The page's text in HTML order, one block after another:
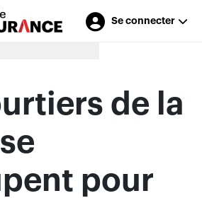
Se connecter
Merci à nos annonceurs
de la
pour